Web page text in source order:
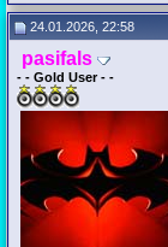
24.01.2026, 22:58
pasifals
- - Gold User - -